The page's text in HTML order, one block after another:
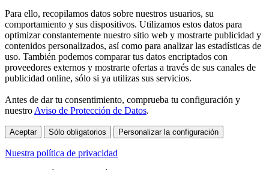
Para ello, recopilamos datos sobre nuestros usuarios, su
comportamiento y sus dispositivos. Utilizamos estos datos para
optimizar constantemente nuestro sitio web y mostrarte publicidad y
contenidos personalizados, así como para analizar las estadísticas de
uso. También podemos comparar tus datos encriptados con
proveedores externos y mostrarte ofertas a través de sus canales de
publicidad online, sólo si ya utilizas sus servicios.
Antes de dar tu consentimiento, comprueba tu configuración y
nuestro Aviso de Protección de Datos.
Aceptar Sólo obligatorios Personalizar la configuración
Nuestra política de privacidad